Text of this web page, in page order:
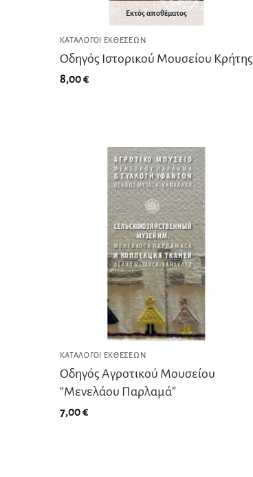
Εκτός αποθέματος
ΚΑΤΆΛΟΓΟΙ ΕΚΘΈΣΕΩΝ
Οδηγός Ιστορικού Μουσείου Κρήτης
8,00€
ΚΑΤΆΛΟΓΟΙ ΕΚΘΈΣΕΩΝ
Οδηγός Αγροτικού Μουσείου
“Μενελάου Παρλαμά”
7,00€